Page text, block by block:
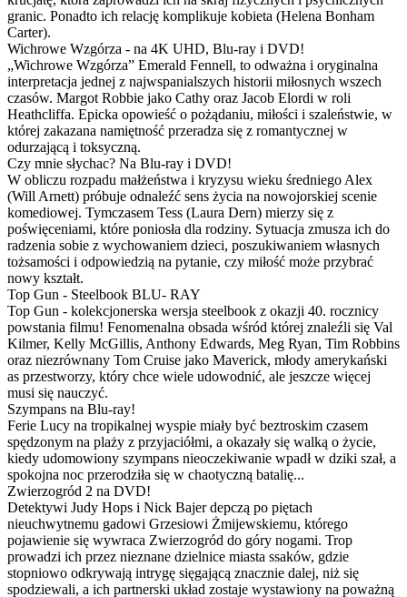
granic. Ponadto ich relację komplikuje kobieta (Helena Bonham
Carter).
Wichrowe Wzgórza - na 4K UHD, Blu-ray i DVD!
„Wichrowe Wzgórza” Emerald Fennell, to odważna i oryginalna
interpretacja jednej z najwspanialszych historii miłosnych wszech
czasów. Margot Robbie jako Cathy oraz Jacob Elordi w roli
Heathcliffa. Epicka opowieść o pożądaniu, miłości i szaleństwie, w
której zakazana namiętność przeradza się z romantycznej w
odurzającą i toksyczną.
Czy mnie słychac? Na Blu-ray i DVD!
W obliczu rozpadu małżeństwa i kryzysu wieku średniego Alex
(Will Arnett) próbuje odnaleźć sens życia na nowojorskiej scenie
komediowej. Tymczasem Tess (Laura Dern) mierzy się z
poświęceniami, które poniosła dla rodziny. Sytuacja zmusza ich do
radzenia sobie z wychowaniem dzieci, poszukiwaniem własnych
tożsamości i odpowiedzią na pytanie, czy miłość może przybrać
nowy kształt.
Top Gun - Steelbook BLU- RAY
Top Gun - kolekcjonerska wersja steelbook z okazji 40. rocznicy
powstania filmu! Fenomenalna obsada wśród której znaleźli się Val
Kilmer, Kelly McGillis, Anthony Edwards, Meg Ryan, Tim Robbins
oraz niezrównany Tom Cruise jako Maverick, młody amerykański
as przestworzy, który chce wiele udowodnić, ale jeszcze więcej
musi się nauczyć.
Szympans na Blu-ray!
Ferie Lucy na tropikalnej wyspie miały być beztroskim czasem
spędzonym na plaży z przyjaciółmi, a okazały się walką o życie,
kiedy udomowiony szympans nieoczekiwanie wpadł w dziki szał, a
spokojna noc przerodziła się w chaotyczną batalię...
Zwierzogród 2 na DVD!
Detektywi Judy Hops i Nick Bajer depczą po piętach
nieuchwytnemu gadowi Grzesiowi Żmijewskiemu, którego
pojawienie się wywraca Zwierzogród do góry nogami. Trop
prowadzi ich przez nieznane dzielnice miasta ssaków, gdzie
stopniowo odkrywają intrygę sięgającą znacznie dalej, niż się
spodziewali, a ich partnerski układ zostaje wystawiony na poważną